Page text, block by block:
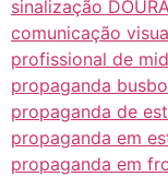
sinalização
comunicação
profissional de
propaganda
propaganda de
propaganda em
propaganda em